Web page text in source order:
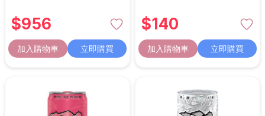
$956
加入購物車 立即購買
$140
加入購物車 立即購買